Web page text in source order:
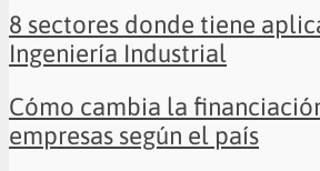
8 sectores donde tiene
Ingeniería Industrial
Cómo cambia la
empresas según el país